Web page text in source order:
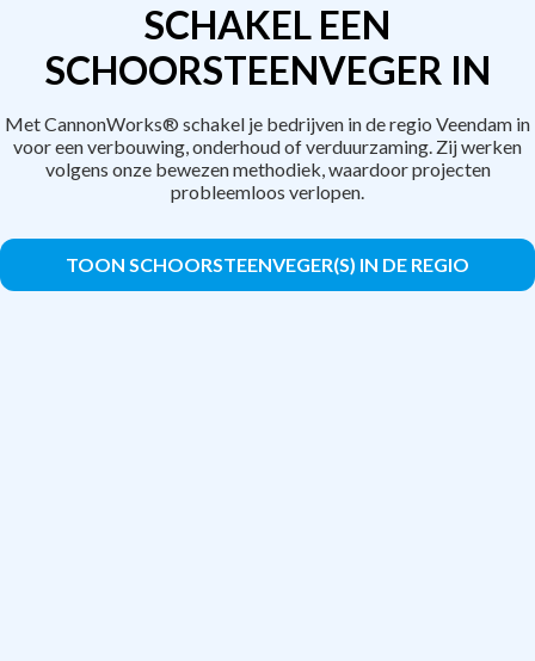
SCHAKEL EEN
SCHOORSTEENVEGER IN
Met CannonWorks® schakel je bedrijven in de regio Veendam in
voor een verbouwing, onderhoud of verduurzaming. Zij werken
volgens onze bewezen methodiek, waardoor projecten
probleemloos verlopen.
TOON SCHOORSTEENVEGER(S) IN DE REGIO